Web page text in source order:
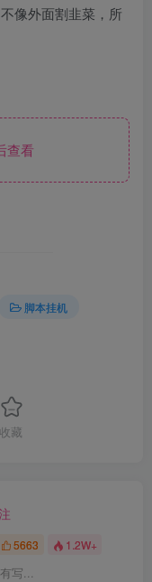
像外面割韭菜，所
查看
脚本挂机
收藏
5663 1.2W+
写...